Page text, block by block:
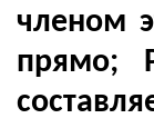
членом
прямо;